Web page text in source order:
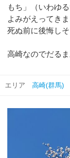
もち」（いわゆ
よみがえってき
死ぬ前に後悔し
高崎なのでだる
エリア 高崎(群馬)